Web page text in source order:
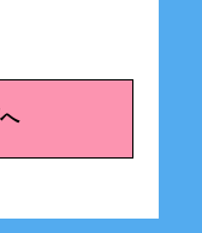
に応募者個